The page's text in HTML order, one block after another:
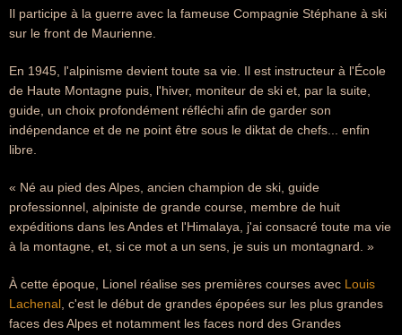
Il participe à la guerre avec la fameuse Compagnie Stéphane à ski
sur le front de Maurienne.
En 1945, l'alpinisme devient toute sa vie. Il est instructeur à l'École
de Haute Montagne puis, l'hiver, moniteur de ski et, par la suite,
guide, un choix profondément réfléchi afin de garder son
indépendance et de ne point être sous le diktat de chefs... enfin
libre.
« Né au pied des Alpes, ancien champion de ski, guide
professionnel, alpiniste de grande course, membre de huit
expéditions dans les Andes et l'Himalaya, j'ai consacré toute ma vie
à la montagne, et, si ce mot a un sens, je suis un montagnard. »
À cette époque, Lionel réalise ses premières courses avec Louis
Lachenal , c'est le début de grandes épopées sur les plus grandes
faces des Alpes et notamment les faces nord des Grandes